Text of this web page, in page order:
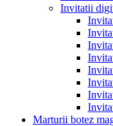
Invitatii
Marturii botez